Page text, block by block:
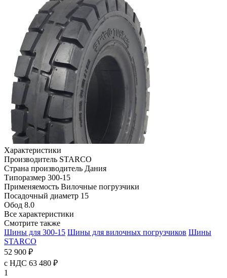
Характеристики
Производитель STARCO
Страна производитель Дания
Типоразмер 300-15
Применяемость Вилочные погрузчики
Посадочный диаметр 15
Обод 8.0
Все характеристики
Смотрите также
Шины для 300-15 Шины для вилочных погрузчиков Шины
STARCO
52 900 ₽
с НДС 63 480 ₽
1